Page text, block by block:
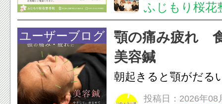
湿布は痛みを和らげ
すが、原因そのもの
いこともあります。
原因を確認し、お一
ふじもり桜花
ユーザーブログ
顎の痛み疲れ
美容鍼
朝起きると顎がだる
ありませんか？無意
投稿日：2026年08